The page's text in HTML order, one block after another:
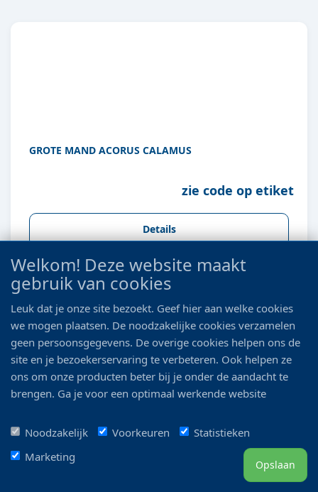
GROTE MAND ACORUS CALAMUS
zie code op etiket
Details
GROTE MAND ACORUS GRAMMINEUS OGON
zie code op etiket
Welkom! Deze website maakt
gebruik van cookies
Leuk dat je onze site bezoekt. Geef hier aan welke cookies
we mogen plaatsen. De noodzakelijke cookies verzamelen
geen persoonsgegevens. De overige cookies helpen ons de
site en je bezoekerservaring te verbeteren. Ook helpen ze
ons om onze producten beter bij je onder de aandacht te
brengen. Ga je voor een optimaal werkende website
Noodzakelijk
Voorkeuren
Statistieken
Marketing
Opslaan